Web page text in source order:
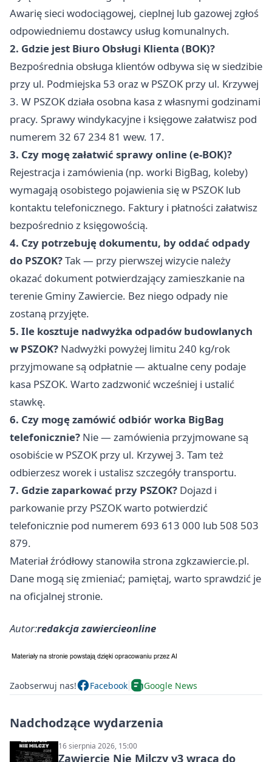
Awarię sieci wodociągowej, cieplnej lub gazowej zgłoś
odpowiedniemu dostawcy usług komunalnych.
2. Gdzie jest Biuro Obsługi Klienta (BOK)?
Bezpośrednia obsługa klientów odbywa się w siedzibie
przy ul. Podmiejska 53 oraz w PSZOK przy ul. Krzywej
3. W PSZOK działa osobna kasa z własnymi godzinami
pracy. Sprawy windykacyjne i księgowe załatwisz pod
numerem 32 67 234 81 wew. 17.
3. Czy mogę załatwić sprawy online (e-BOK)?
Rejestracja i zamówienia (np. worki BigBag, koleby)
wymagają osobistego pojawienia się w PSZOK lub
kontaktu telefonicznego. Faktury i płatności załatwisz
bezpośrednio z księgowością.
4. Czy potrzebuję dokumentu, by oddać odpady
do PSZOK?Tak — przy pierwszej wizycie należy
okazać dokument potwierdzający zamieszkanie na
terenie Gminy Zawiercie. Bez niego odpady nie
zostaną przyjęte.
5. Ile kosztuje nadwyżka odpadów budowlanych
w PSZOK? Nadwyżki powyżej limitu 240 kg/rok
przyjmowane są odpłatnie — aktualne ceny podaje
kasa PSZOK. Warto zadzwonić wcześniej i ustalić
stawkę.
6. Czy mogę zamówić odbiór worka BigBag
telefonicznie? Nie — zamówienia przyjmowane są
osobiście w PSZOK przy ul. Krzywej 3. Tam też
odbierzesz worek i ustalisz szczegóły transportu.
7. Gdzie zaparkować przy PSZOK? Dojazd i
parkowanie przy PSZOK warto potwierdzić
telefonicznie pod numerem 693 613 000 lub 508 503
879.
Materiał źródłowy stanowiła strona zgkzawiercie.pl.
Dane mogą się zmieniać; pamiętaj, warto sprawdzić je
na oficjalnej stronie.
Autor:redakcja zawiercieonline
Zaobserwuj nas! Facebook Google News
Nadchodzące wydarzenia
16 sierpnia 2026, 15:00
Zawiercie Nie Milczy v3 wraca do